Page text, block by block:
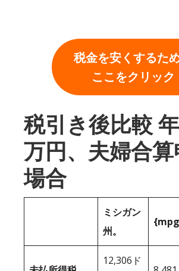
税金を安くするた
ここをクリック
税引き後比較
万円、夫婦合
場合
ミシガン
州。
12,306ド